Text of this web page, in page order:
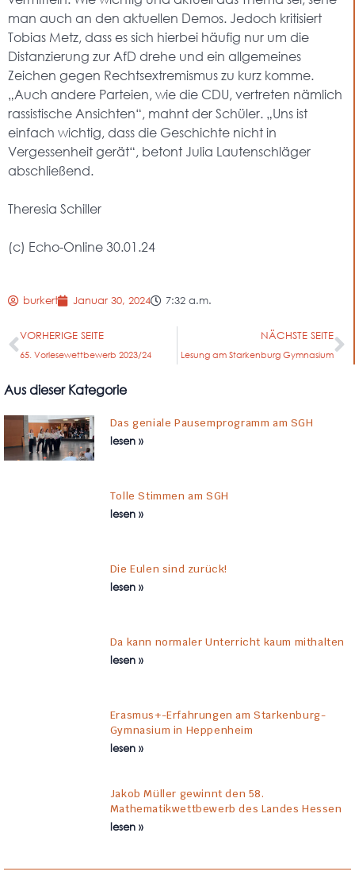
man auch an den aktuellen Demos. Jedoch kritisiert
Tobias Metz, dass es sich hierbei häufig nur um die
Distanzierung zur AfD drehe und ein allgemeines
Zeichen gegen Rechtsextremismus zu kurz komme.
„Auch andere Parteien, wie die CDU, vertreten nämlich
rassistische Ansichten“, mahnt der Schüler. „Uns ist
einfach wichtig, dass die Geschichte nicht in
Vergessenheit gerät“, betont Julia Lautenschläger
abschließend.
Theresia Schiller
(c) Echo-Online 30.01.24
burkert Januar 30, 2024 7:32 a.m.
VORHERIGE SEITE
65. Vorlesewettbewerb 2023/24
NÄCHSTE SEITE
Lesung am Starkenburg Gymnasium
Aus dieser Kategorie
Das geniale Pausemprogramm am SGH
lesen »
Tolle Stimmen am SGH
lesen »
Die Eulen sind zurück!
lesen »
Da kann normaler Unterricht kaum mithalten
lesen »
Erasmus+-Erfahrungen am Starkenburg-
Gymnasium in Heppenheim
lesen »
Jakob Müller gewinnt den 58.
Mathematikwettbewerb des Landes Hessen
lesen »